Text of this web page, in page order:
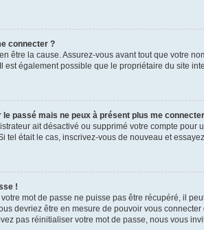
connecter ?
être la cause. Assurez-vous avant tout que votre
est également possible que le propriétaire du site
le passé mais ne peux à présent plus me
ait désactivé ou supprimé votre compte
tel était le cas, inscrivez-vous de nouveau et
!
mot de passe ne puisse pas être récupéré, il
devriez être en mesure de pouvoir vous
pas réinitialiser votre mot de passe, nous vous